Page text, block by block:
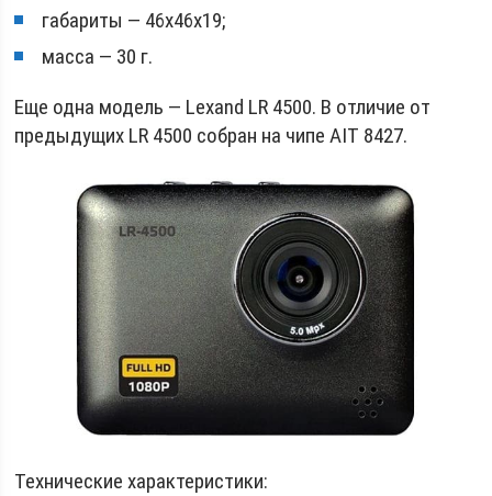
габариты — 46х46х19;
масса — 30 г.
Еще одна модель — Lexand LR 4500. В отличие от
предыдущих LR 4500 собран на чипе AIT 8427.
Технические характеристики: